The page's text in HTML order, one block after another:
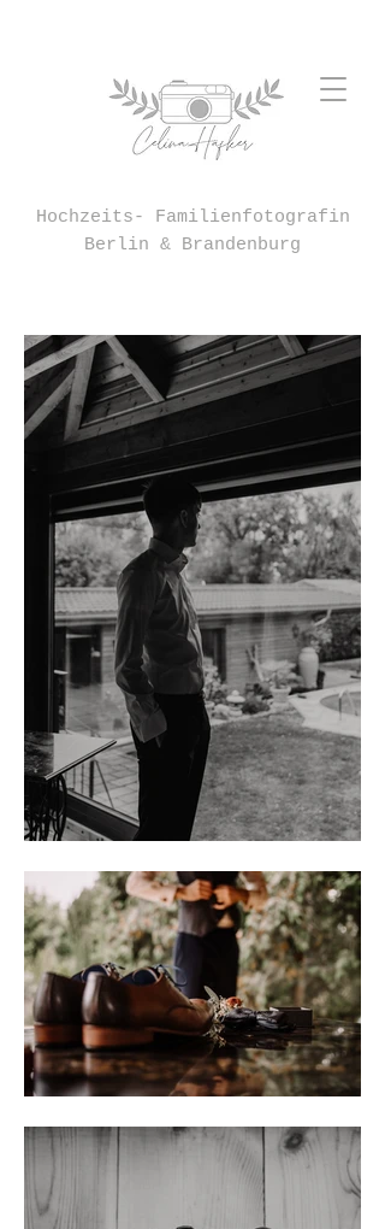
Hochzeits- Familienfotografin
Berlin & Brandenburg